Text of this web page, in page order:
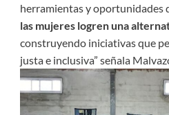
herramientas y oportunidades
las mujeres logren una
construyendo iniciativas que
justa e inclusiva” señala